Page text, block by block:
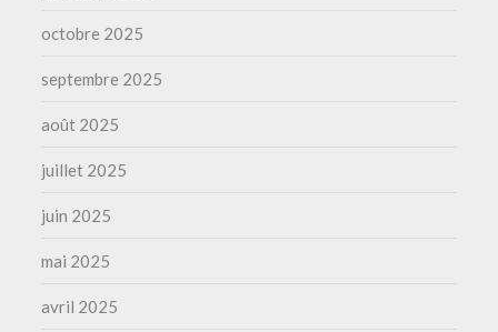
octobre 2025
septembre 2025
août 2025
juillet 2025
juin 2025
mai 2025
avril 2025